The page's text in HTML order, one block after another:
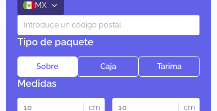
MX
Tipo de paquete
Sobre Caja Tarima
Medidas
cm cm